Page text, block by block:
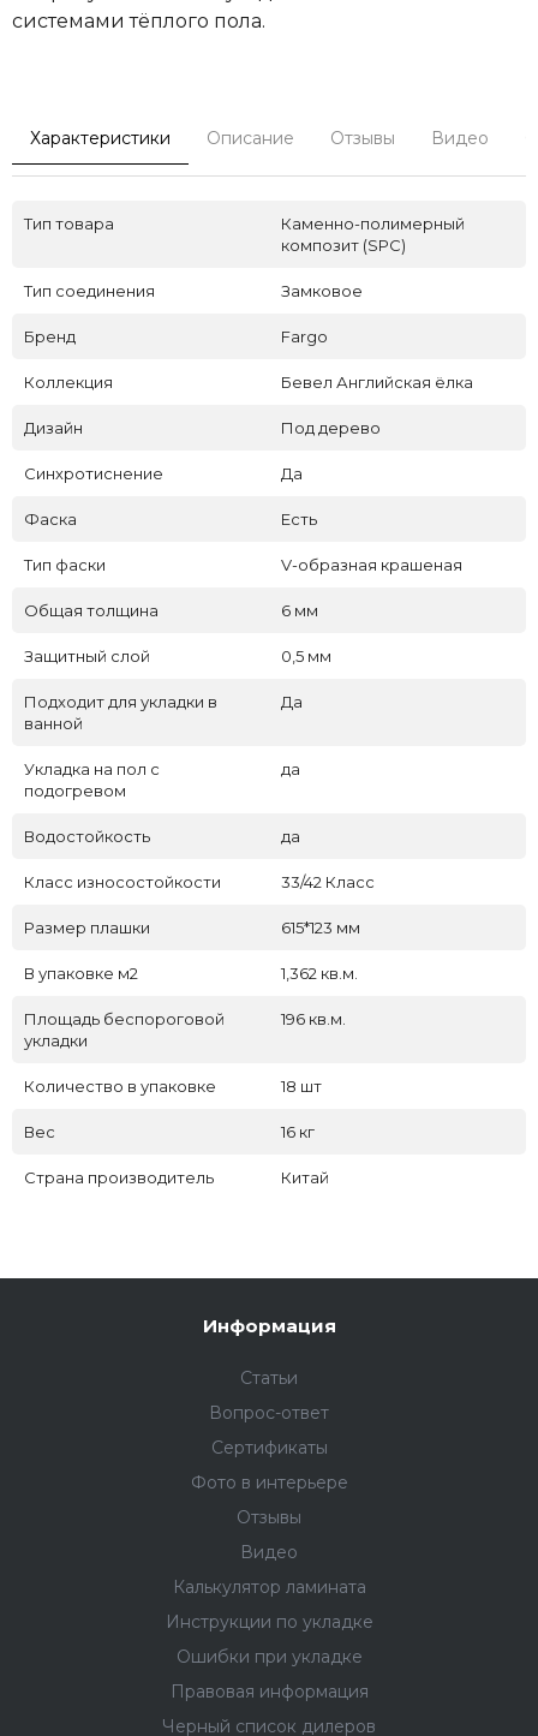
системами тёплого пола.
Характеристики Описание Отзывы Видео
Тип товара
Каменно-полимерный
композит (SPC)
Тип соединения Замковое
Бренд Fargo
Коллекция Бевел Английская ёлка
Дизайн Под дерево
Синхротиснение Да
Фаска Есть
Тип фаски V-образная крашеная
Общая толщина 6 мм
Защитный слой 0,5 мм
Подходит для укладки в
ванной
Да
Укладка на пол c
подогревом
да
Водостойкость да
Класс износостойкости 33/42 Класс
Размер плашки 615*123 мм
В упаковке м2 1,362 кв.м.
Площадь беспороговой
укладки
196 кв.м.
Количество в упаковке 18 шт
Вес 16 кг
Страна производитель Китай
Информация
Статьи
Вопрос-ответ
Сертификаты
Фото в интерьере
Отзывы
Видео
Калькулятор ламината
Инструкции по укладке
Ошибки при укладке
Правовая информация
Черный список дилеров